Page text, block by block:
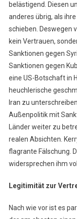
belästigend. Diesen
anderes übrig, als
schieben. Deswegen
kein Vertrauen,
Sanktionen gegen
Sanktionen gegen
eine US-Botschaft in
heuchlerische
Iran zu
Außenpolitik mit
Länder weiter zu
realen Absichten.
flagrante Fälschung.
widersprechen ihm
Legitimität zur
Nach wie vor ist es